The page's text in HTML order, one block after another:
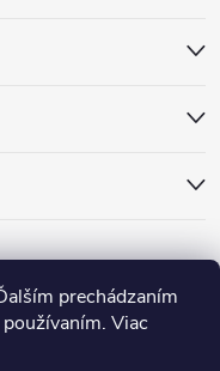
prechádzaním
Viac